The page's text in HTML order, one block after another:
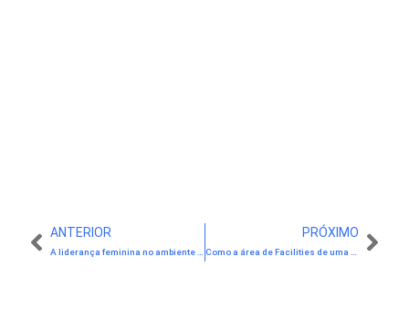
ANTERIOR
A liderança feminina no ambiente corporativo e sua importância
PRÓXIMO
Como a área de Facilities de uma empresa impacta no seu resultado